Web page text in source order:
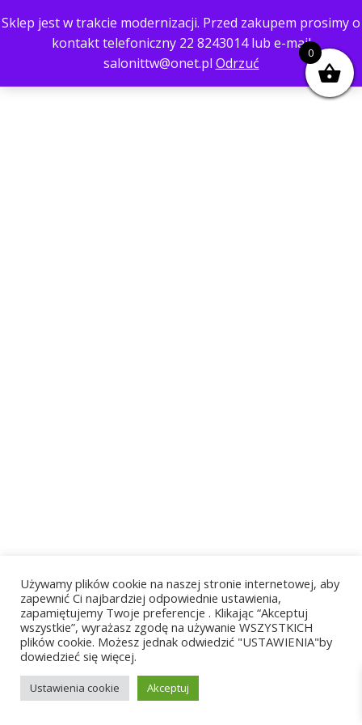
Sklep jest w trakcie modernizacji. Przed zakupem prosimy o
kontakt telefoniczny 22 8243014 lub e-mail
salonittw@onet.pl Odrzuć
Używamy plików cookie na naszej stronie internetowej, aby
zapewnić Ci najbardziej odpowiednie ustawienia,
zapamiętujemy Twoje preferencje . Klikając “Akceptuj
wszystkie”, wyrażasz zgodę na używanie WSZYSTKICH
plików cookie. Możesz jednak odwiedzić "USTAWIENIA"by
dowiedzieć się więcej.
Ustawienia cookie Akceptuj
0